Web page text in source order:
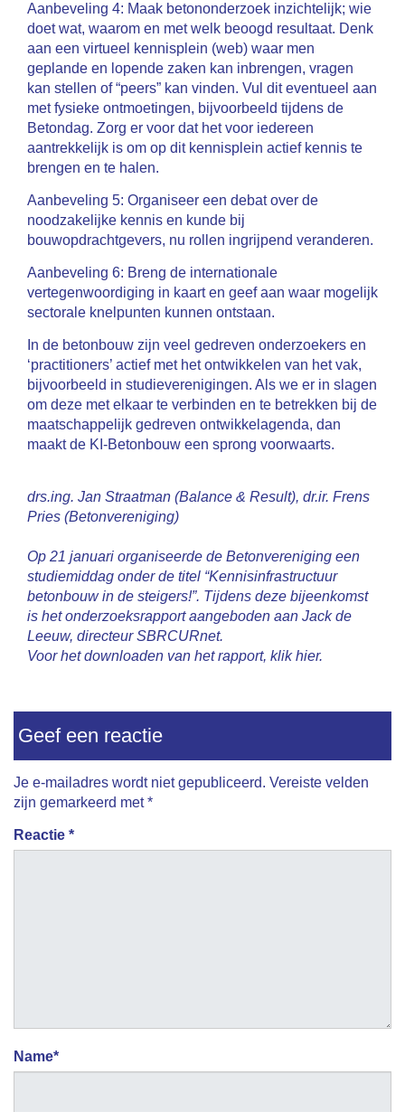
Aanbeveling 4: Maak betononderzoek inzichtelijk; wie
doet wat, waarom en met welk beoogd resultaat. Denk
aan een virtueel kennisplein (web) waar men
geplande en lopende zaken kan inbrengen, vragen
kan stellen of “peers” kan vinden. Vul dit eventueel aan
met fysieke ontmoetingen, bijvoorbeeld tijdens de
Betondag. Zorg er voor dat het voor iedereen
aantrekkelijk is om op dit kennisplein actief kennis te
brengen en te halen.
Aanbeveling 5: Organiseer een debat over de
noodzakelijke kennis en kunde bij
bouwopdrachtgevers, nu rollen ingrijpend veranderen.
Aanbeveling 6: Breng de internationale
vertegenwoordiging in kaart en geef aan waar mogelijk
sectorale knelpunten kunnen ontstaan.
In de betonbouw zijn veel gedreven onderzoekers en
‘practitioners’ actief met het ontwikkelen van het vak,
bijvoorbeeld in studieverenigingen. Als we er in slagen
om deze met elkaar te verbinden en te betrekken bij de
maatschappelijk gedreven ontwikkelagenda, dan
maakt de KI-Betonbouw een sprong voorwaarts.
drs.ing. Jan Straatman (Balance & Result), dr.ir. Frens
Pries (Betonvereniging)
Op 21 januari organiseerde de Betonvereniging een
studiemiddag onder de titel “Kennisinfrastructuur
betonbouw in de steigers!”. Tijdens deze bijeenkomst
is het onderzoeksrapport aangeboden aan Jack de
Leeuw, directeur SBRCURnet.
Voor het downloaden van het rapport, klikhier.
Geef een reactie
Je e-mailadres wordt niet gepubliceerd. Vereiste velden
zijn gemarkeerd met*
Reactie *
Name*